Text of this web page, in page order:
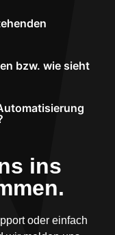
bzw. wie sieht
ins
oder einfach